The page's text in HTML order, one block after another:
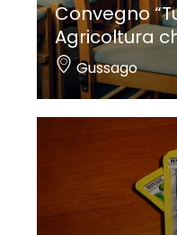
Convegno
Agricoltura
Gussago